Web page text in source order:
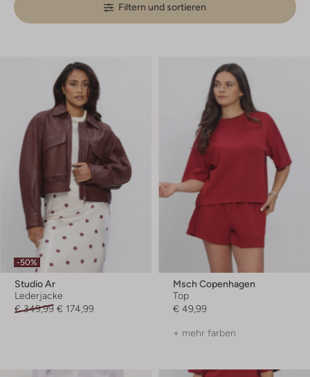
Filtern und sortieren
-50%
Studio Ar
Lederjacke
€ 349,99 € 174,99
Msch Copenhagen
Top
€ 49,99
+ mehr farben